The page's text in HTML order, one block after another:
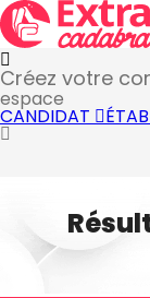
Créez votre
espace
CANDIDAT